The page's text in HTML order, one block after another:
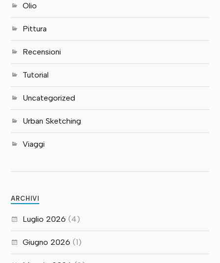
Olio
Pittura
Recensioni
Tutorial
Uncategorized
Urban Sketching
Viaggi
ARCHIVI
Luglio 2026 (4)
Giugno 2026 (1)